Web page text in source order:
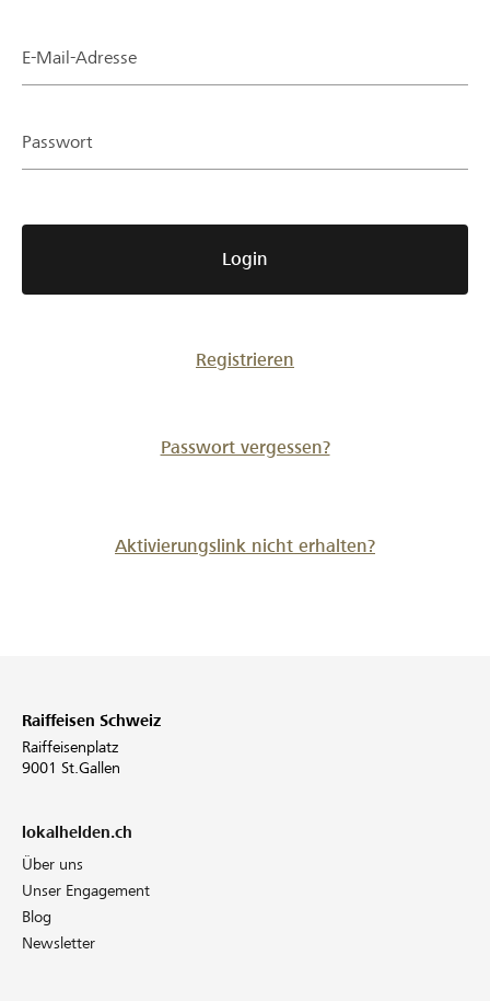
Partner / Raiffeisenbank
E-Mail-Adresse
Passwort
Login
Registrieren
Passwort vergessen?
Aktivierungslink nicht erhalten?
Raiffeisen Schweiz
Raiffeisenplatz
9001 St.Gallen
lokalhelden.ch
Über uns
Unser Engagement
Blog
Newsletter